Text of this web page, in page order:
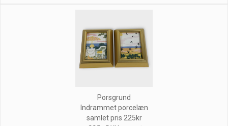
Porsgrund
Indrammet porcelæn
samlet pris 225kr